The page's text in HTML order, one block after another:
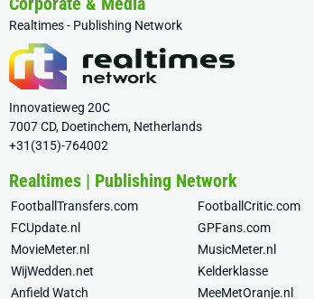
Realtimes - Publishing Network
Innovatieweg 20C
7007 CD, Doetinchem, Netherlands
+31(315)-764002
Realtimes | Publishing Network
FootballTransfers.com
FootballCritic.com
FCUpdate.nl
GPFans.com
MovieMeter.nl
MusicMeter.nl
WijWedden.net
Kelderklasse
Anfield Watch
MeeMetOranje.nl